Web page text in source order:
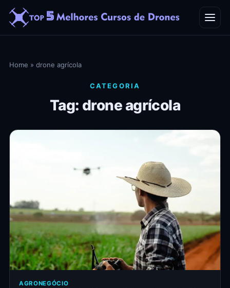
Home » drone agrícola
CATEGORIA
Tag: drone agrícola
AGRONEGÓCIO